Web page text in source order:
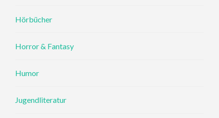
Hörbücher
Horror & Fantasy
Humor
Jugendliteratur